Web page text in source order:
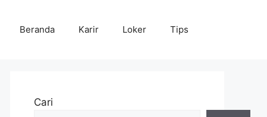
Beranda Karir Loker Tips
Cari